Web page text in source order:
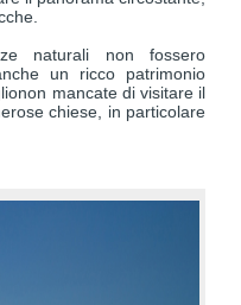
naturali non fossero
un ricco patrimonio
mancate di visitare il
chiese, in particolare